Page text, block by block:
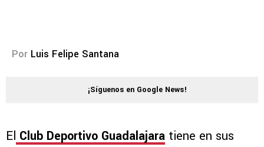
Por Luis Felipe Santana
¡Síguenos en Google News!
El Club Deportivo Guadalajara tiene en sus